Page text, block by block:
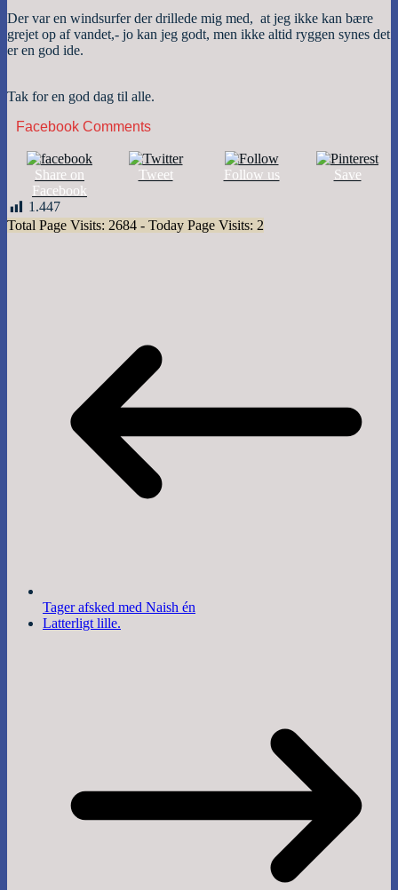
Der var en windsurfer der drillede mig med, at jeg ikke kan bære
grejet op af vandet,- jo kan jeg godt, men ikke altid ryggen synes det
er en god ide.
Tak for en god dag til alle.
Facebook Comments
Share on
Facebook
Tweet Follow us Save
1.447
Total Page Visits: 2684 - Today Page Visits: 2
Tager afsked med Naish én
Latterligt lille.